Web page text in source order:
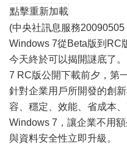
點擊重新加載
(中央社訊息服務
Windows 7從Beta版到RC
今天終於可以揭開謎底了
7 RC版公開下載前夕，第
針對企業用戶所開發的創
容、穩定、效能、省成本
Windows 7，讓企業不用
與資料安全性立即升級。